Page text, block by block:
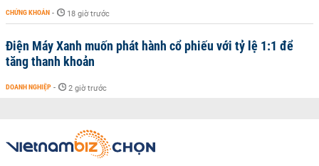
CHỨNG KHOÁN - 18 giờ trước
Điện Máy Xanh muốn phát hành cổ phiếu với tỷ lệ 1:1 để
tăng thanh khoản
DOANH NGHIỆP - 2 giờ trước